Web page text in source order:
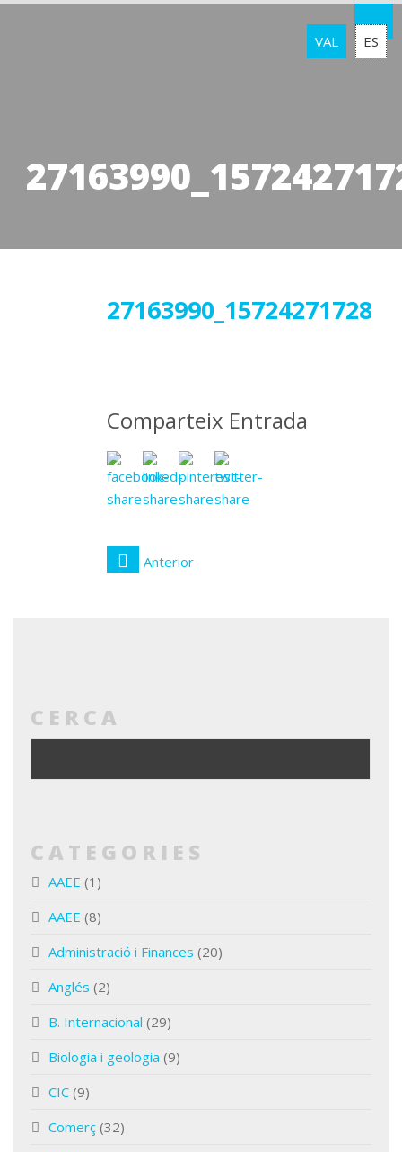
VAL ES
Comparteix Entrada
Anterior
CERCA
CATEGORIES
AAEE (1)
AAEE (8)
Administració i Finances (20)
Anglés (2)
B. Internacional (29)
Biologia i geologia (9)
CIC (9)
Comerç (32)